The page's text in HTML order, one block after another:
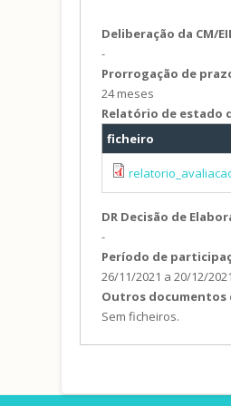
Deliberação da CM/
-
Prorrogação de
24 meses
Relatório de
ficheiro
DR Decisão de
-
Período de
26/11/2021 a20/12/2021
Outros documentos
Sem ficheiros.